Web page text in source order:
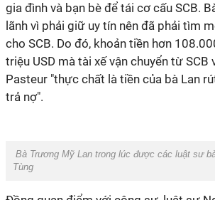
gia đình và bạn bè để tái cơ cấu SCB.
lãnh vì phải giữ uy tín nên đã phải tìm
cho SCB. Do đó, khoản tiền hơn
triệu USD mà tài xế vận chuyển từ SCB
Pasteur "thực chất là tiền của bà Lan
trả nợ".
Bà Trương Mỹ Lan trong lúc được các luật sư
Tùng